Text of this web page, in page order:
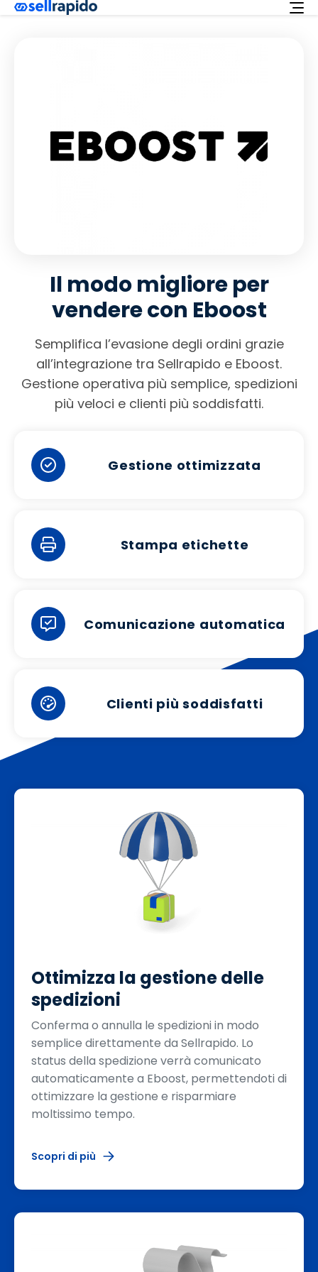
Offerta
Italiano
Il modo migliore per
vendere con Eboost
Semplifica l’evasione degli ordini grazie
all’integrazione tra Sellrapido e Eboost.
Gestione operativa più semplice, spedizioni
più veloci e clienti più soddisfatti.
Gestione ottimizzata
Stampa etichette
Comunicazione automatica
Clienti più soddisfatti
Ottimizza la gestione delle
spedizioni
Conferma o annulla le spedizioni in modo
semplice direttamente da Sellrapido. Lo
status della spedizione verrà comunicato
automaticamente a Eboost, permettendoti di
ottimizzare la gestione e risparmiare
moltissimo tempo.
Scopri di più